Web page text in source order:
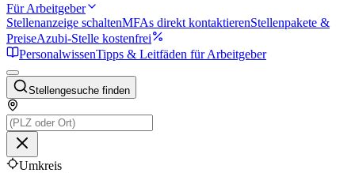
Für Arbeitgeber
Stellenanzeige schaltenMFAs direkt kontaktierenStellenpakete &
PreiseAzubi-Stelle kostenfrei
PersonalwissenTipps & Leitfäden für Arbeitgeber
Stellengesuche finden
Umkreis